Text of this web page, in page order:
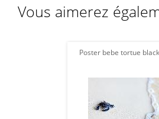
Vous aimerez
Poster bebe tortue